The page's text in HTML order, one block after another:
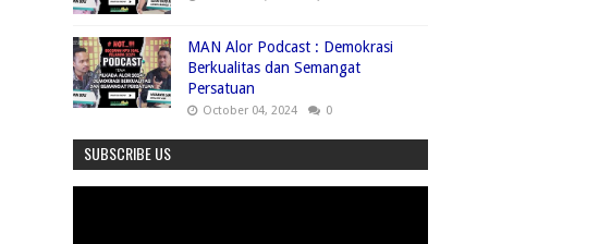
MAN Alor Podcast : Demokrasi
Berkualitas dan Semangat
Persatuan
October 04, 2024 0
SUBSCRIBE US